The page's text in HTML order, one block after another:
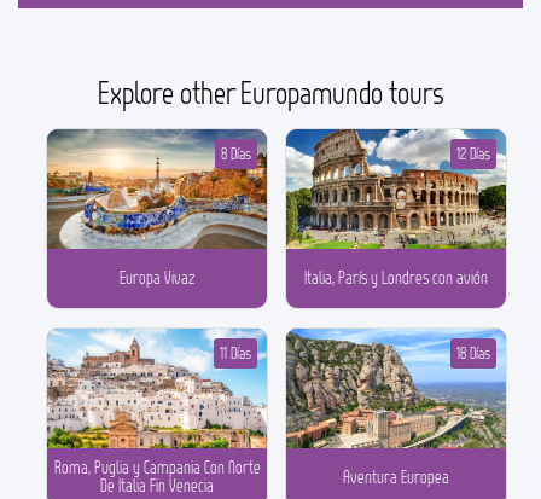
Explore other Europamundo tours
Europa Vivaz
8 Días
Italia, París y Londres con avión
12 Días
Roma, Puglia y Campania Con Norte
De Italia Fin Venecia
11 Días
Aventura Europea
18 Días